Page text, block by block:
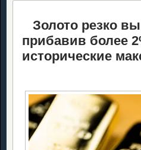
Золото резко
прибавив более
исторические